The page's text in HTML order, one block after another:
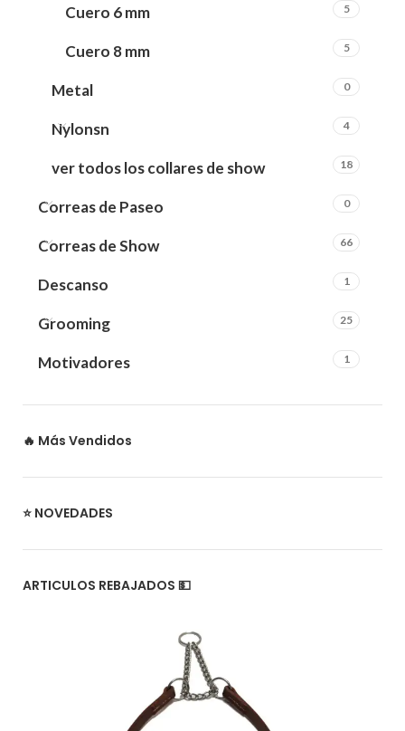
Cuero 6 mm 5
Cuero 8 mm 5
Metal 0
Nylonsn 4
ver todos los collares de show 18
Correas de Paseo 0
Correas de Show 66
Descanso 1
Grooming 25
Motivadores 1
🔥 Más Vendidos
⭐ NOVEDADES
ARTICULOS REBAJADOS 💵